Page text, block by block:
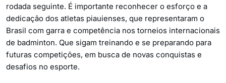
rodada seguinte. É importante reconhecer o esforço e a
dedicação dos atletas piauienses, que representaram o
Brasil com garra e competência nos torneios internacionais
de badminton. Que sigam treinando e se preparando para
futuras competições, em busca de novas conquistas e
desafios no esporte.